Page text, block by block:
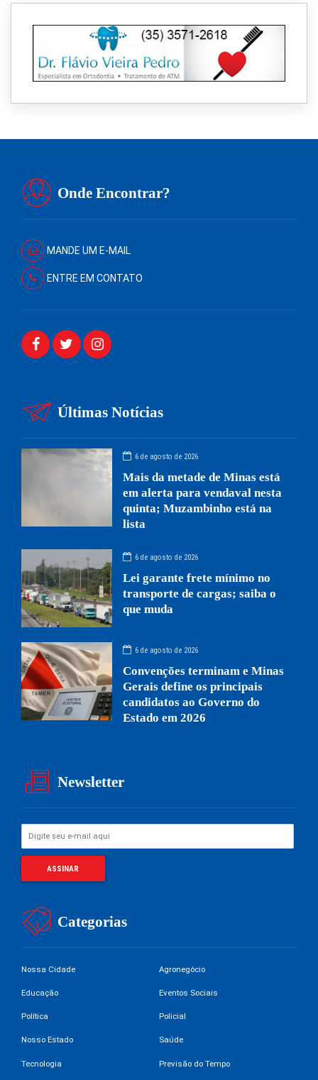
Onde Encontrar?
MANDE UM E-MAIL
ENTRE EM CONTATO
Últimas Notícias
6 de agosto de 2026
Mais da metade de Minas está
em alerta para vendaval nesta
quinta; Muzambinho está na
lista
6 de agosto de 2026
Lei garante frete mínimo no
transporte de cargas; saiba o
que muda
6 de agosto de 2026
Convenções terminam e Minas
Gerais define os principais
candidatos ao Governo do
Estado em 2026
Newsletter
Categorias
Nossa Cidade Agronegócio
Educação Eventos Sociais
Política Policial
Nosso Estado Saúde
Tecnologia Previsão do Tempo